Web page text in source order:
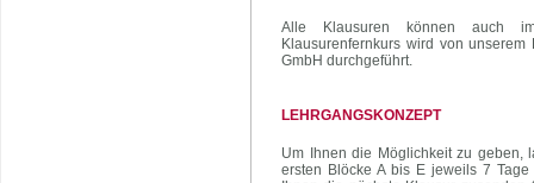
Alle Klausuren können auch
Klausurenfernkurs wird von
GmbH durchgeführt.
LEHRGANGSKONZEPT
Um Ihnen die Möglichkeit zu geben,
ersten Blöcke A bis E jeweils 7